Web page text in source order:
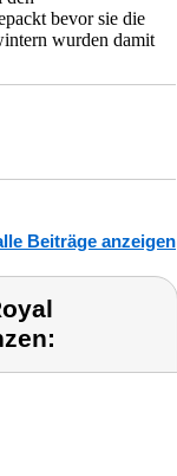
bevor sie die
wurden damit
Beiträge anzeigen